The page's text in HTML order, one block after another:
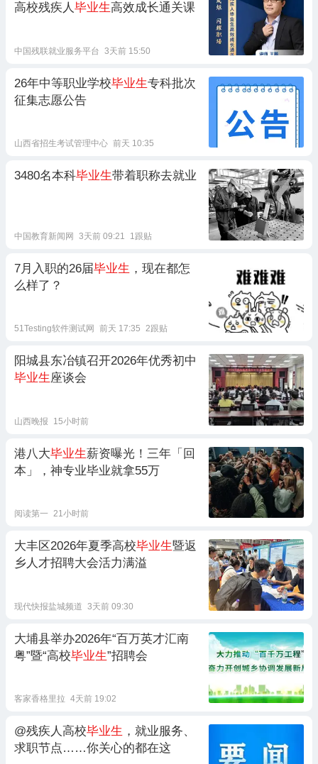
高校残疾人毕业生高效成长通关课
中国残联就业服务平台 3天前 15:50
26年中等职业学校毕业生专科批次
征集志愿公告
山西省招生考试管理中心 前天 10:35
3480名本科毕业生带着职称去就业
中国教育新闻网 3天前 09:21 1跟贴
7月入职的26届毕业生 ，现在都怎
么样了？
51Testing软件测试网 前天 17:35 2跟贴
阳城县东冶镇召开2026年优秀初中
毕业生座谈会
山西晚报 15小时前
港八大毕业生薪资曝光！三年「回
本」，神专业毕业就拿55万
阅读第一 21小时前
大丰区2026年夏季高校毕业生暨返
乡人才招聘大会活力满溢
现代快报盐城频道 3天前 09:30
大埔县举办2026年“百万英才汇南
粤”暨“高校毕业生”招聘会
客家香格里拉 4天前 19:02
@残疾人高校毕业生 ，就业服务、
求职节点……你关心的都在这